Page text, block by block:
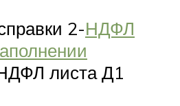
2-НДФЛ
листа Д1